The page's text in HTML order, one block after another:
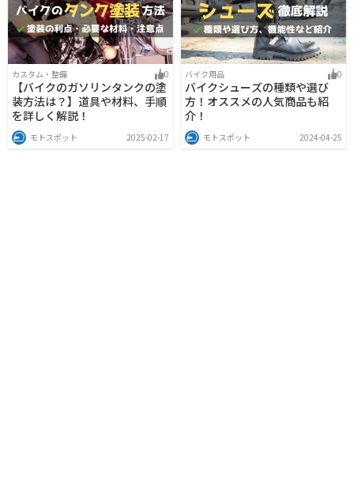
カスタム・整備 0
【バイクのガソリンタンクの塗
装方法は？】道具や材料、手順
を詳しく解説！
モトスポット 2025-02-17
バイク用品 0
バイクシューズの種類や選び
方！オススメの人気商品も紹
介！
モトスポット 2024-04-25